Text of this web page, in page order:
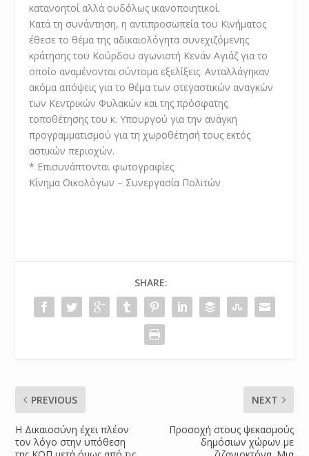
κατανοητοί αλλά ουδόλως ικανοποιητικοί.
Κατά τη συνάντηση, η αντιπροσωπεία του Κινήματος
έθεσε το θέμα της αδικαιολόγητα συνεχιζόμενης
κράτησης του Κούρδου αγωνιστή Κενάν Αγιάζ για το
οποίο αναμένονται σύντομα εξελίξεις. Ανταλλάγηκαν
ακόμα απόψεις για το θέμα των στεγαστικών αναγκών
των Κεντρικών Φυλακών και της πρόσφατης
τοποθέτησης του κ. Υπουργού για την ανάγκη
προγραμματισμού για τη χωροθέτησή τους εκτός
αστικών περιοχών.
* Επισυνάπτονται φωτογραφίες
Κίνημα Οικολόγων – Συνεργασία Πολιτών
SHARE:
PREVIOUS
Η Δικαιοσύνη έχει πλέον
τον λόγο στην υπόθεση
NEXT
Προσοχή στους ψεκασμούς
δημόσιων χώρων με